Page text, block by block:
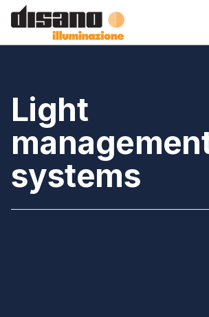
Light
systems